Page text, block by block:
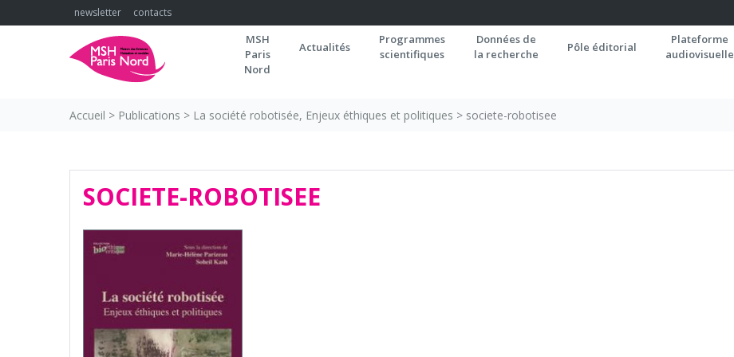
to
newsletter contacts
MSH
Paris
Nord
Actualités
Programmes
scientifiques
Données de
la recherche
Pôle éditorial
Plateforme
audiovisuelle
Accueil > Publications > La société robotisée, Enjeux éthiques et politiques > societe-robotisee
SOCIETE-ROBOTISEE